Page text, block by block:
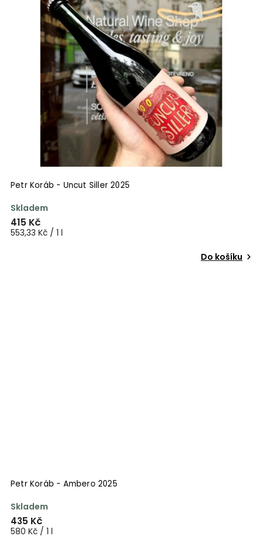
Petr Koráb - Uncut Siller 2025
Skladem
415 Kč
553,33 Kč / 1 l
Do košíku
Petr Koráb - Ambero 2025
Skladem
435 Kč
580 Kč / 1 l